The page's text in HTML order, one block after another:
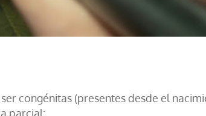
congénitas (presentes desde el
parcial: